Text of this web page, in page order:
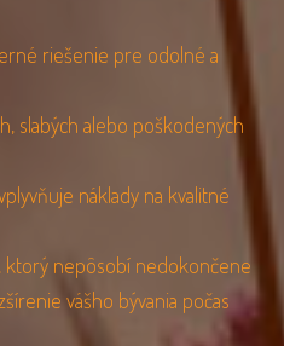
riešenie pre odolné a
slabých alebo poškodených
náklady na kvalitné
nepôsobí nedokončene
vášho bývania počas